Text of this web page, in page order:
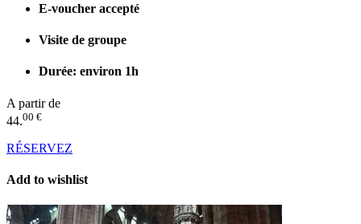
E-voucher accepté
Visite de groupe
Durée: environ 1h
A partir de
44.00 €
RÉSERVEZ
Add to wishlist